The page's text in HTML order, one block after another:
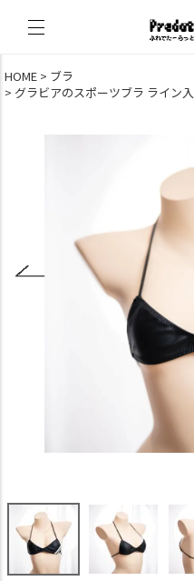
HOME
ブラ
グラビアのスポーツブラ ライン